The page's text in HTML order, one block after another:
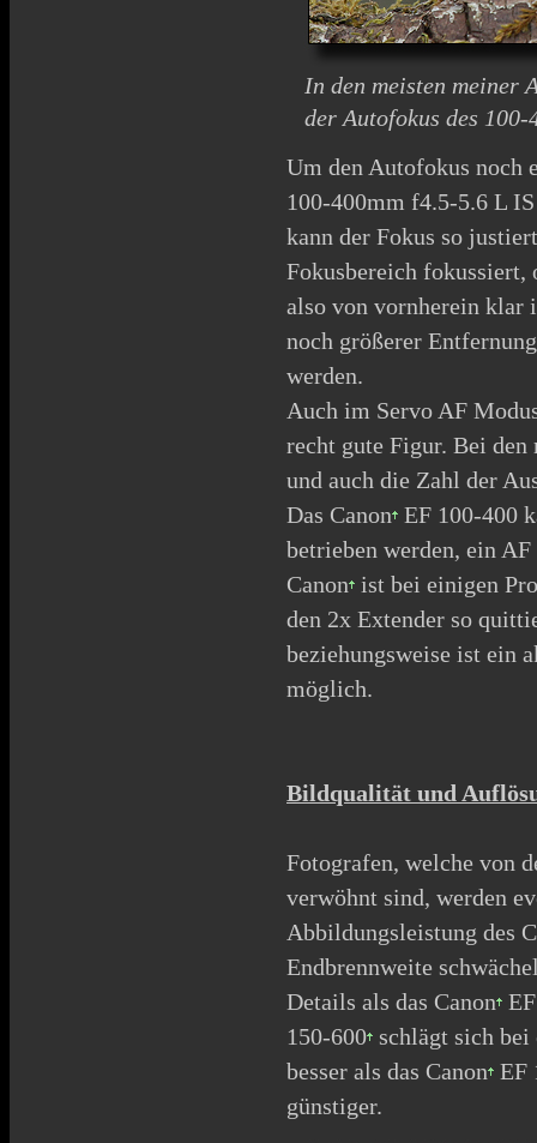
In den meisten meiner
der Autofokus des
Um den Autofokus noch
100-400mm f4.5-5.6 L
kann der Fokus so
Fokusbereich fokussiert,
also von vornherein klar
noch größerer
werden.
Auch im Servo AF
recht gute Figur. Bei
und auch die Zahl der
Das Canon EF 100-400
betrieben werden, ein
Canon ist bei einigen
den 2x Extender so
beziehungsweise ist ein
möglich.
Bildqualität und
Fotografen, welche von
verwöhnt sind, werden
Abbildungsleistung des
Endbrennweite
Details als das Canon
150-600 schlägt sich
besser als das Canon EF
günstiger.